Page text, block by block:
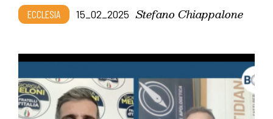
ECCLESIA 15_02_2025 Stefano Chiappalone